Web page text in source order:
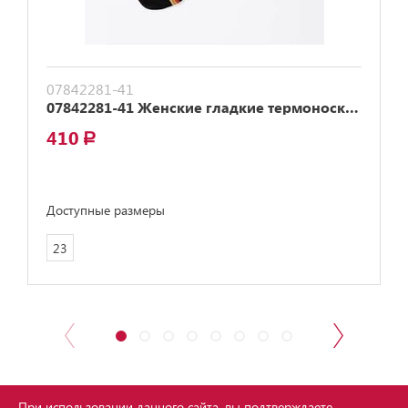
07842281-41
07842281-41 Женские гладкие термоноски MF черный
410 a
Доступные размеры
23